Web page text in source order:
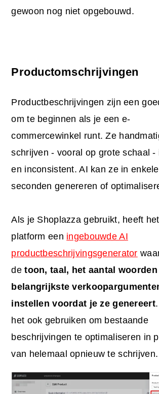
gewoon nog niet opgebouwd.
Productomschrijvingen
Productbeschrijvingen zijn een
om te beginnen als je een e-
commercewinkel runt. Ze
schrijven - vooral op grote schaal -
en inconsistent. AI kan ze in enkele
seconden genereren of
Als je Shoplazza gebruikt, heeft het
platform een ingebouwde AI
productbeschrijvingsgenerator
detoon, taal, het aantal woorden
belangrijkste
instellen voordat je ze genereert
het ook gebruiken om bestaande
beschrijvingen te optimaliseren in
van helemaal opnieuw te schrijven.